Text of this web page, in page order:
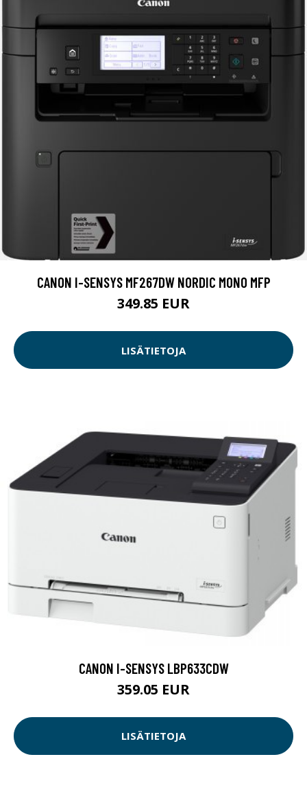
CANON I-SENSYS MF267DW NORDIC MONO MFP
349.85 EUR
LISÄTIETOJA
CANON I-SENSYS LBP633CDW
359.05 EUR
LISÄTIETOJA